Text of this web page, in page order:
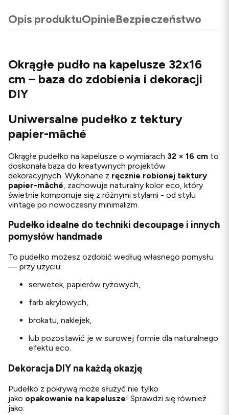
Opis produktuOpinieBezpieczeństwo
Okrągłe pudło na kapelusze 32x16
cm – baza do zdobienia i dekoracji
DIY
Uniwersalne pudełko z tektury
papier-mâché
Okrągłe pudełko na kapelusze o wymiarach 32 × 16 cm to
doskonała baza do kreatywnych projektów
dekoracyjnych. Wykonane z ręcznie robionej tektury
papier-mâché , zachowuje naturalny kolor eco, który
świetnie komponuje się z różnymi stylami - od stylu
vintage po nowoczesny minimalizm.
Pudełko idealne do techniki decoupage i innych
pomysłów handmade
To pudełko możesz ozdobić według własnego pomysłu
— przy użyciu:
serwetek, papierów ryżowych,
farb akrylowych,
brokatu, naklejek,
lub pozostawić je w surowej formie dla naturalnego
efektu eco.
Dekoracja DIY na każdą okazję
Pudełko z pokrywą może służyć nie tylko
jako opakowanie na kapelusze! Sprawdzi się również
jako: